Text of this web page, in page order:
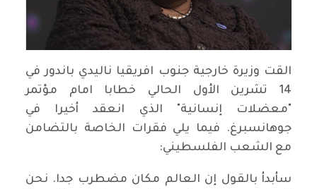
القت وزيرة خارجية جنوب افريقيا ناليدي باندور في
14 تشرين الأول الحالي خطابا امام مؤتمر
"معضلات إنسانية" الذي انعقد أخيرا في
جوهانسبرغ. فيما يلي فقرات الخاصة بالتضامن
مع الشعب الفلسطيني:
سأبدأ بالقول إن العالم مكان مضطرب جدا. نحن